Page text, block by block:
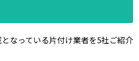
なっている片付け業者を5社ご紹介